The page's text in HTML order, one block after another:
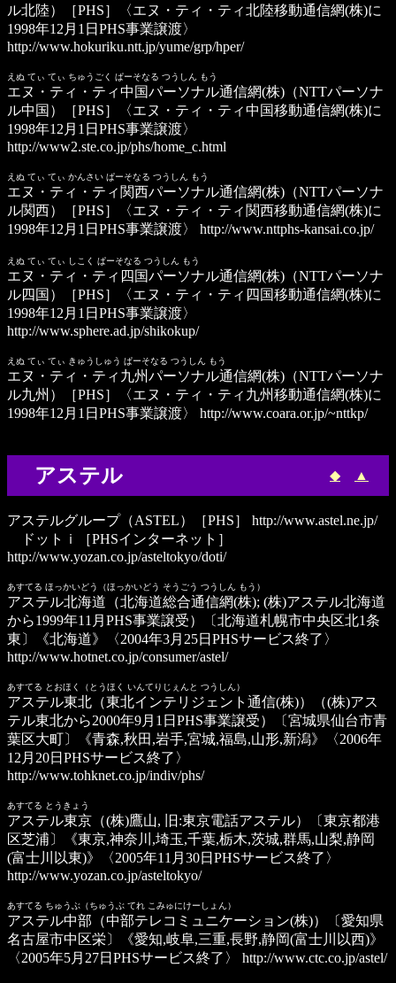
ル北陸）［PHS］〈エヌ・ティ・ティ北陸移動通信網(株)に
1998年12月1日PHS事業譲渡〉
http://www.hokuriku.ntt.jp/yume/grp/hper/
えぬ てぃ てぃ ちゅうごく ぱーそなる つうしん もう
エヌ・ティ・ティ中国パーソナル通信網(株) （NTTパーソナ
ル中国）［PHS］〈エヌ・ティ・ティ中国移動通信網(株)に
1998年12月1日PHS事業譲渡〉
http://www2.ste.co.jp/phs/home_c.html
えぬ てぃ てぃ かんさい ぱーそなる つうしん もう
エヌ・ティ・ティ関西パーソナル通信網(株) （NTTパーソナ
ル関西）［PHS］〈エヌ・ティ・ティ関西移動通信網(株)に
1998年12月1日PHS事業譲渡〉
http://www.nttphs-kansai.co.jp/
えぬ てぃ てぃ しこく ぱーそなる つうしん もう
エヌ・ティ・ティ四国パーソナル通信網(株) （NTTパーソナ
ル四国）［PHS］〈エヌ・ティ・ティ四国移動通信網(株)に
1998年12月1日PHS事業譲渡〉
http://www.sphere.ad.jp/shikokup/
えぬ てぃ てぃ きゅうしゅう ぱーそなる つうしん もう
エヌ・ティ・ティ九州パーソナル通信網(株) （NTTパーソナ
ル九州）［PHS］〈エヌ・ティ・ティ九州移動通信網(株)に
1998年12月1日PHS事業譲渡〉
http://www.coara.or.jp/~nttkp/
アステル ◆ ▲
アステルグループ（ASTEL）［PHS］
http://www.astel.ne.jp/
ドットｉ
［PHSインターネット］
http://www.yozan.co.jp/asteltokyo/doti/
あすてる ほっかいどう（ほっかいどう そうごう つうしん もう）
アステル北海道（北海道総合通信網(株); (株)アステル北海道
から1999年11月PHS事業譲受）
〔北海道札幌市中央区北1条
東〕《北海道》〈2004年3月25日PHSサービス終了〉
http://www.hotnet.co.jp/consumer/astel/
あすてる とおほく（とうほく いんてりじぇんと つうしん）
アステル東北（東北インテリジェント通信(株)）
（(株)アス
テル東北から2000年9月1日PHS事業譲受）〔宮城県仙台市青
葉区大町〕《青森,秋田,岩手,宮城,福島,山形,新潟》〈2006年
12月20日PHSサービス終了〉
http://www.tohknet.co.jp/indiv/phs/
あすてる とうきょう
アステル東京（(株)鷹山, 旧:東京電話アステル）
〔東京都港
区芝浦〕《東京,神奈川,埼玉,千葉,栃木,茨城,群馬,山梨,静岡
(富士川以東)》〈2005年11月30日PHSサービス終了〉
http://www.yozan.co.jp/asteltokyo/
あすてる ちゅうぶ（ちゅうぶ てれ こみゅにけーしょん）
アステル中部（中部テレコミュニケーション(株)）
〔愛知県
名古屋市中区栄〕《愛知,岐阜,三重,長野,静岡(富士川以西)》
〈2005年5月27日PHSサービス終了〉
http://www.ctc.co.jp/astel/